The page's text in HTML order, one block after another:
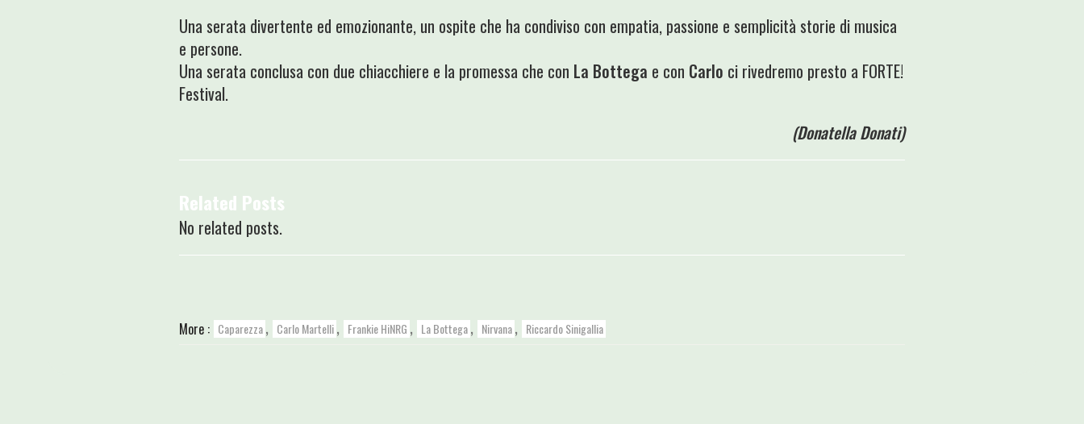
Una serata divertente ed emozionante, un ospite che ha condiviso con empatia, passione e semplicità storie di musica
e persone.
Una serata conclusa con due chiacchiere e la promessa che con La Bottega e con Carlo ci rivedremo presto a FORTE!
Festival.
(Donatella Donati)
Related Posts
No related posts.
More : Caparezza, Carlo Martelli, Frankie HiNRG , La Bottega, Nirvana, Riccardo Sinigallia